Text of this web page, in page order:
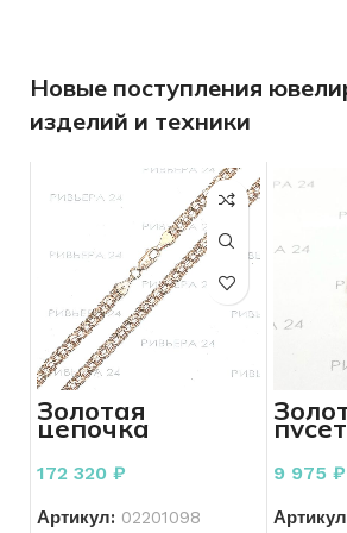
Новые поступления
изделий и техники
Золотая
цепочка
бисмарк 585
пробы 21,54
грамм 60 см
172 320 ₽
Артикул: 02201098
9 975 ₽